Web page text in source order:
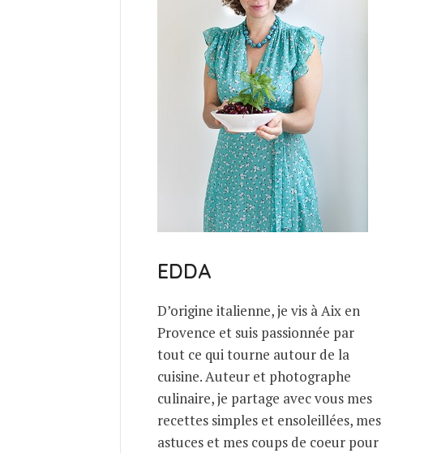
EDDA
D’origine italienne, je vis à Aix en
Provence et suis passionnée par
tout ce qui tourne autour de la
cuisine. Auteur et photographe
culinaire, je partage avec vous mes
recettes simples et ensoleillées, mes
astuces et mes coups de coeur pour